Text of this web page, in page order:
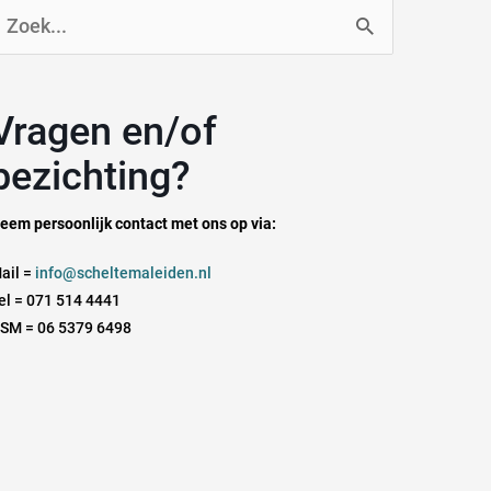
Zoek
of
persoonlijk contact met ons op via:
= info@scheltemaleiden.nl
= 071 514 4441
= 06 5379 6498